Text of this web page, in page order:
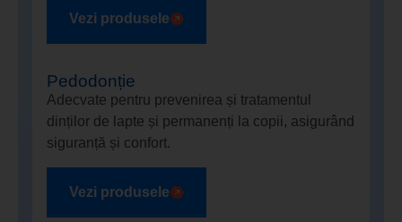
Vezi produsele
Pedodonție
Adecvate pentru prevenirea și tratamentul
dinților de lapte și permanenți la copii, asigurând
siguranță și confort.
Vezi produsele